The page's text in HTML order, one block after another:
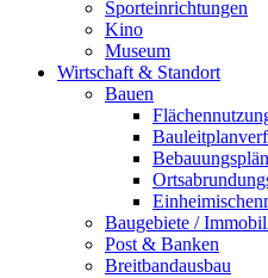
Sporteinrichtungen
Kino
Museum
Wirtschaft & Standort
Bauen
Baugebiete /
Post & Banken
Breitbandausbau